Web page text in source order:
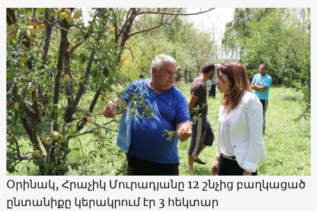
Օրինակ, Հրաչիկ Մուրադյանը 12 շնչից բաղկացած
ընտանիքը կերակրում էր 3 հեկտար